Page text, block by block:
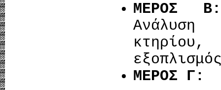
ΜΕΡΟΣ Β:
Ανάλυση
κτηρίου,
ΜΕΡΟΣ Γ: